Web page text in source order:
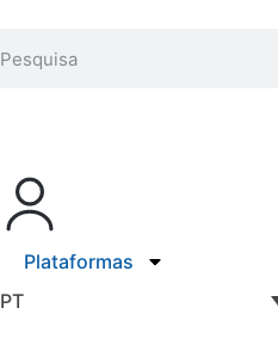
Plataformas
PT